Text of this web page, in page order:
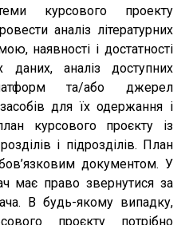
курсового проекту
аналіз літературних
наявності і достатності
даних, аналіз доступних
та/або джерел
для їх одержання і
курсового проєкту із
і підрозділів. План
документом. У
має право звернутися за
В будь-якому випадку,
проєкту потрібно